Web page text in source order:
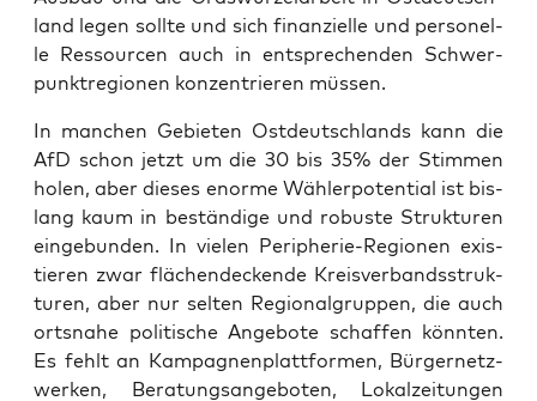
land legen soll­te und sich finan­zi­el­le und per­so­nel­
le Res­sour­cen auch in ent­spre­chen­den Schwer­
punkt­re­gio­nen kon­zen­trie­ren müssen.
In man­chen Gebie­ten Ost­deutsch­lands kann die
AfD schon jetzt um die 30 bis 35% der Stim­men
holen, aber die­ses enor­me Wäh­ler­po­ten­ti­al ist bis­
lang kaum in bestän­di­ge und robus­te Struk­tu­ren
ein­ge­bun­den. In vie­len Peri­phe­rie-Regio­nen exis­
tie­ren zwar flä­chen­de­cken­de Kreis­ver­bands­struk­
tu­ren, aber nur sel­ten Regio­nal­grup­pen, die auch
orts­na­he poli­ti­sche Ange­bo­te schaf­fen könn­ten.
Es fehlt an Kam­pa­gnen­platt­for­men, Bür­ger­netz­
wer­ken, Bera­tungs­an­ge­bo­ten, Lokal­zei­tun­gen